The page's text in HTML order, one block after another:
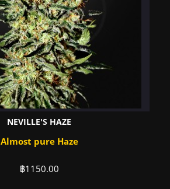
NEVILLE'S HAZE
Almost pure Haze
฿1150.00